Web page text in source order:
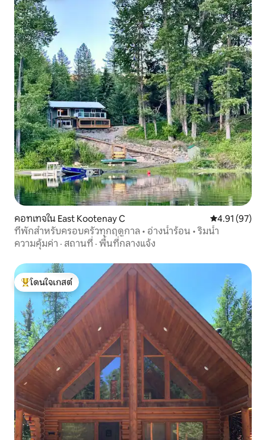
คอทเทจใน East Kootenay C คะแนนเฉลี่ย
4.91 (97)
ที่พักสำหรับครอบครัวทุกฤดูกาล • อ่างน้ำร้อน • ริมน้ำ
ความคุ้มค่า · สถานที่ · พื้นที่กลางแจ้ง
โดนใจเกสต์ที่สุด
โดนใจเกสต์